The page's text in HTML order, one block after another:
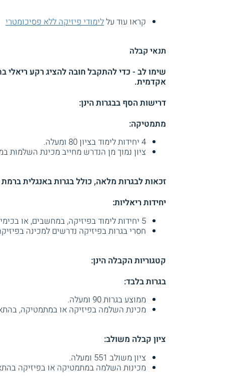
קראו עוד עללימודי פיזיקה ללא פסיכומטרי
תנאי קבלה
שימו לב - כדי להתקבל חובה להציג רקע ריאלי
אקדמית.
דרישות הסף בבגרות הינן:
מתמטיקה:
4 יחידות לימוד בציון 80 ומעלה.
ציון נמוך מן הנדרש מחייב מכינת השלמות
זכאות לבגרות מלאה, כולל בגרות באנגלית ברמת 4 יחידות לימוד בציון עובר – תנאי חובה.
יחידות ריאליות:
5 יחידות לימוד בפיזיקה, במחשבים, או בכימיה, בציון 80 ומעלה.
חסרי בגרות בפיזיקה נדרשים למכינה
קטגוריות הקבלה הינן:
בגרות בלבד:
ממוצע בגרות 90 ומעלה.
מכינת השלמה בפיזיקה או במתמטיקה,
ציון קבלה משולב:
ציון משולב 551 ומעלה.
מכינות השלמה במתמטיקה או בפיזיקה